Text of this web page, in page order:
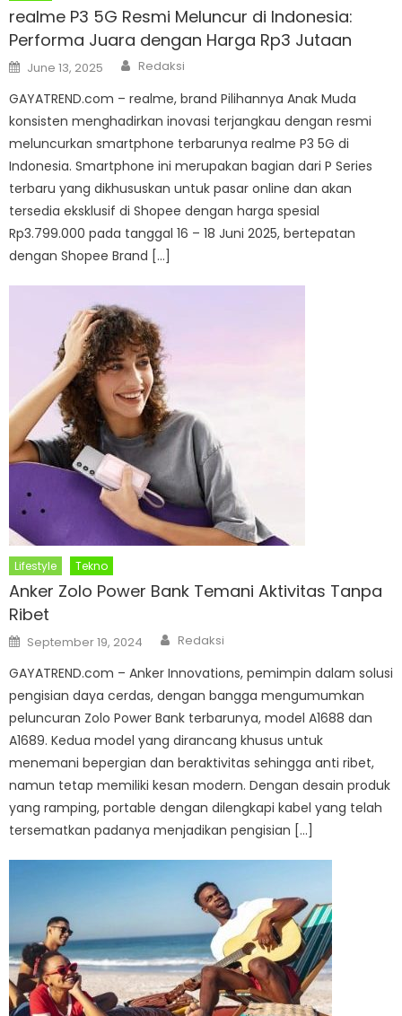
realme P3 5G Resmi Meluncur di Indonesia:
Performa Juara dengan Harga Rp3 Jutaan
Posted
on
June 13, 2025 Author
Redaksi
GAYATREND.com – realme, brand Pilihannya Anak Muda
konsisten menghadirkan inovasi terjangkau dengan resmi
meluncurkan smartphone terbarunya realme P3 5G di
Indonesia. Smartphone ini merupakan bagian dari P Series
terbaru yang dikhususkan untuk pasar online dan akan
tersedia eksklusif di Shopee dengan harga spesial
Rp3.799.000 pada tanggal 16 – 18 Juni 2025, bertepatan
dengan Shopee Brand […]
Lifestyle Tekno
Anker Zolo Power Bank Temani Aktivitas Tanpa
Ribet
Posted
on
September 19, 2024 Author
Redaksi
GAYATREND.com – Anker Innovations, pemimpin dalam solusi
pengisian daya cerdas, dengan bangga mengumumkan
peluncuran Zolo Power Bank terbarunya, model A1688 dan
A1689. Kedua model yang dirancang khusus untuk
menemani bepergian dan beraktivitas sehingga anti ribet,
namun tetap memiliki kesan modern. Dengan desain produk
yang ramping, portable dengan dilengkapi kabel yang telah
tersematkan padanya menjadikan pengisian […]